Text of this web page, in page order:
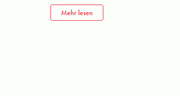
Mehr lesen